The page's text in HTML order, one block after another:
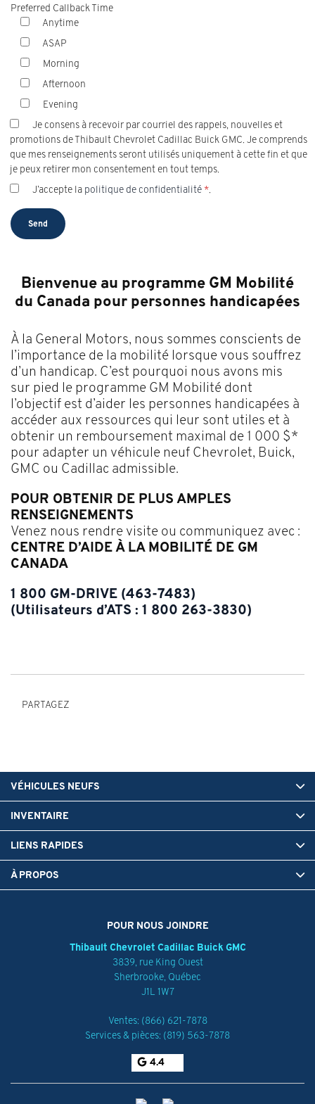
Preferred Callback Time
Anytime
ASAP
Morning
Afternoon
Evening
Je consens à recevoir par courriel des rappels, nouvelles et
promotions de Thibault Chevrolet Cadillac Buick GMC. Je comprends
que mes renseignements seront utilisés uniquement à cette fin et que
je peux retirer mon consentement en tout temps.
J’accepte la politique de confidentialité *.
Bienvenue au programme GM Mobilité
du Canada pour personnes handicapées
À la General Motors, nous sommes conscients de
l’importance de la mobilité lorsque vous souffrez
d’un handicap. C’est pourquoi nous avons mis
sur pied le programme GM Mobilité dont
l’objectif est d’aider les personnes handicapées à
accéder aux ressources qui leur sont utiles et à
obtenir un remboursement maximal de 1 000 $*
pour adapter un véhicule neuf Chevrolet, Buick,
GMC ou Cadillac admissible.
POUR OBTENIR DE PLUS AMPLES
RENSEIGNEMENTS
Venez nous rendre visite ou communiquez avec :
CENTRE D’AIDE À LA MOBILITÉ DE GM
CANADA
1 800 GM-DRIVE (463-7483)
(Utilisateurs d’ATS : 1 800 263-3830)
PARTAGEZ
POUR NOUS JOINDRE
Thibault Chevrolet Cadillac Buick GMC
3839, rue King Ouest
Sherbrooke, Québec
J1L 1W7
Ventes: (866) 621-7878
Services & pièces: (819) 563-7878
4.4
VÉHICULES NEUFS
INVENTAIRE
LIENS RAPIDES
À PROPOS